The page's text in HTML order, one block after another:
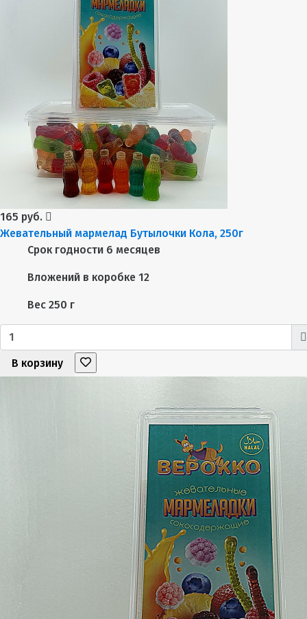
165 руб.
Жевательный мармелад Бутылочки Кола, 250г
Срок годности 6 месяцев
Вложений в коробке 12
Вес 250 г
В корзину